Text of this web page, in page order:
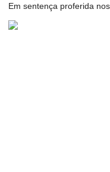
Em sentença proferida nos